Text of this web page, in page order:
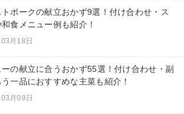
トポークの献立おかず9選！付け合わせ・ス
食メニュー例も紹介！
月18日
ーの献立に合うおかず55選！付け合わせ・副
一品におすすめな主菜も紹介！
月09日